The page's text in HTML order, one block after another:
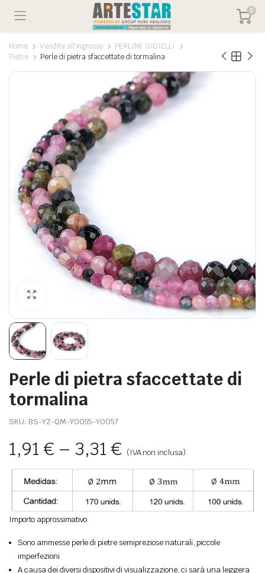
0
Home Vendita all'ingrosso
PERLINE GIOIELLI
Pietre
Perle di pietra sfaccettate di tormalina
Perle di pietra sfaccettate di
tormalina
SKU: BS-YZ-QM-Y0055-Y0057
1,91€ – 3,31€ (IVA non inclusa)
Importo approssimativo
Sono ammesse perle di pietre semipreziose naturali, piccole
imperfezioni.
A causa dei diversi dispositivi di visualizzazione, ci sarà una leggera